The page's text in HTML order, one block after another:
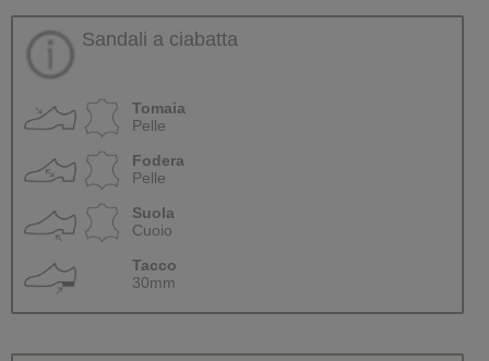
Sandali a ciabatta
Tomaia
Pelle
Fodera
Pelle
Suola
Cuoio
Tacco
30mm